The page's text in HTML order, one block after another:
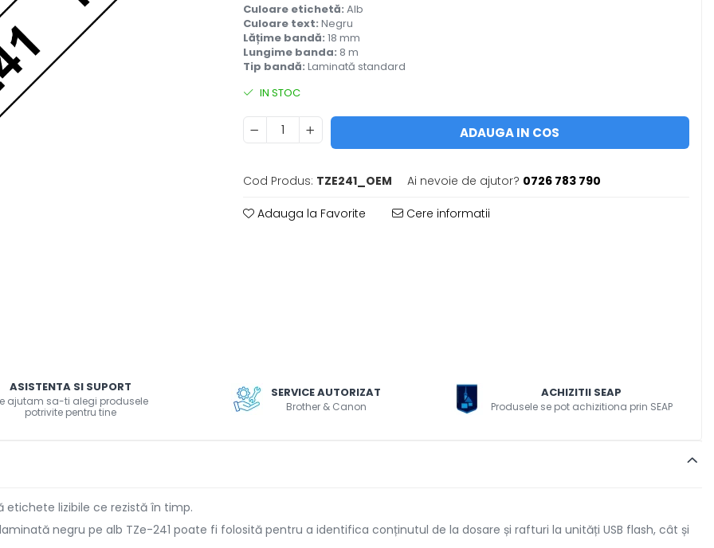
Culoare etichetă: Alb
Culoare text: Negru
Lățime bandă: 18 mm
Lungime banda: 8 m
Tip bandă: Laminată standard
IN STOC
ADAUGA IN COS
Cod Produs: TZE241_OEM Ai nevoie de ajutor? 0726 783 790
Adauga la Favorite Cere informatii
ASISTENTA SI SUPORT
ajutam sa-ti alegi produsele
potrivite pentru tine
SERVICE AUTORIZAT
Brother & Canon
ACHIZITII SEAP
Produsele se pot achizitiona prin SEAP
etichete lizibile ce rezistă în timp.
negru pe alb TZe-241 poate fi folosită pentru a identifica conținutul de la dosare și rafturi la unități USB flash, cât și